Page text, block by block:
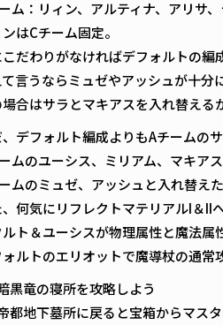
ム：リィン、アルティナ、アリサ
はCチーム固定。
だわりがなければデフォルトの編
言うならミュゼやアッシュが十分
合はサラとマキアスを入れ替える
デフォルト編成よりもAチームの
ムのユーシス、ミリアム、マキア
ムのミュゼ、アッシュと入れ替え
、何気にリフレクトマテリアルI＆II
ルト＆ユーシスが物理属性と魔法
ルトのエリオットで魔導杖の通常
黒竜の寝所を攻略しよう
都地下墓所に戻ると宝箱からマス